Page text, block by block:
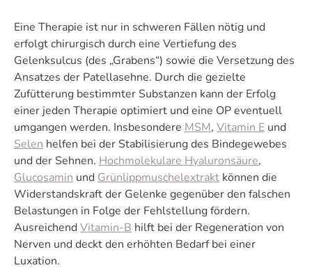
Eine Therapie ist nur in schweren Fällen nötig und
erfolgt chirurgisch durch eine Vertiefung des
Gelenksulcus (des „Grabens“) sowie die Versetzung des
Ansatzes der Patellasehne. Durch die gezielte
Zufütterung bestimmter Substanzen kann der Erfolg
einer jeden Therapie optimiert und eine OP eventuell
umgangen werden. Insbesondere MSM, Vitamin E und
Selen helfen bei der Stabilisierung des Bindegewebes
und der Sehnen. Hochmolekulare Hyaluronsäure,
Glucosamin und Grünlippmuschelextrakt können die
Widerstandskraft der Gelenke gegenüber den falschen
Belastungen in Folge der Fehlstellung fördern.
AusreichendVitamin-B hilft bei der Regeneration von
Nerven und deckt den erhöhten Bedarf bei einer
Luxation.